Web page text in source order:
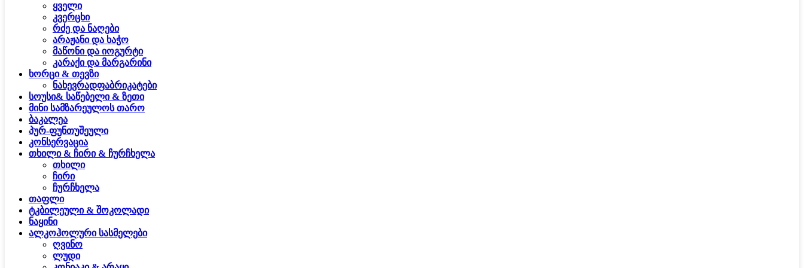
ყველი
კვერცხი
რძე და ნაღები
არაჟანი და ხაჭო
მაწონი და იოგურტი
კარაქი და მარგარინი
ხორცი & თევზი
ნახევრადფაბრიკატები
სოუსი& საწებელი & ზეთი
მინი სამზარეულოს თარო
ბაკალეა
პურ-ფუნთუშეული
კონსერვაცია
თხილი & ჩირი & ჩურჩხელა
თხილი
ჩირი
ჩურჩხელა
თაფლი
ტკბილეული & შოკოლადი
ნაყინი
ალკოჰოლური სასმელები
ღვინო
ლუდი